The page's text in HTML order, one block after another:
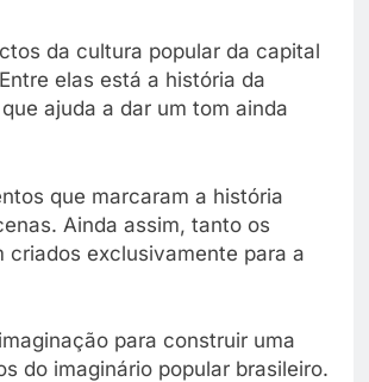
da cultura popular da capital
elas está a história da
ajuda a dar um tom ainda
que marcaram a história
Ainda assim, tanto os
criados exclusivamente para a
para construir uma
do imaginário popular brasileiro.